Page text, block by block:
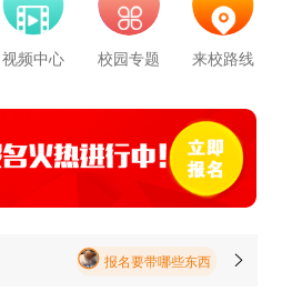
视频中心 校园专题 来校路线
学校里面的漂亮女孩子多不多呀
报名要带哪些东西
毕业以后的就业率怎么样呀
学校环境怎么样啊 视频上看上去还挺不 错的 有实地去看过的么
学校里面的漂亮女孩子多不多呀
报名要带哪些东西 
立即预约